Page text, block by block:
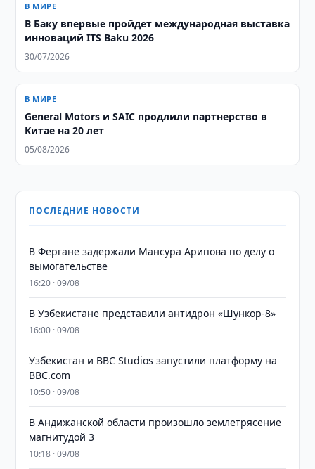
В МИРЕ
В Баку впервые пройдет международная выставка
инноваций ITS Baku 2026
30/07/2026
В МИРЕ
General Motors и SAIC продлили партнерство в
Китае на 20 лет
05/08/2026
ПОСЛЕДНИЕ НОВОСТИ
В Фергане задержали Мансура Арипова по делу о
вымогательстве
16:20 · 09/08
В Узбекистане представили антидрон «Шункор-8»
16:00 · 09/08
Узбекистан и BBC Studios запустили платформу на
BBC.com
10:50 · 09/08
В Андижанской области произошло землетрясение
магнитудой 3
10:18 · 09/08